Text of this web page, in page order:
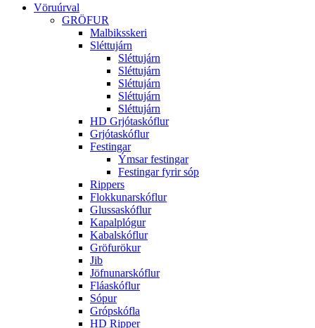
Vöruúrval
GRÖFUR
Malbiksskeri
Sléttujárn
Sléttujárn
Sléttujárn
Sléttujárn
Sléttujárn
Sléttujárn
HD Grjótaskóflur
Grjótaskóflur
Festingar
Ýmsar festingar
Festingar fyrir sóp
Rippers
Flokkunarskóflur
Glussaskóflur
Kapalplógur
Kabalskóflur
Gröfurökur
Jib
Jöfnunarskóflur
Fláaskóflur
Sópur
Grópskófla
HD Ripper